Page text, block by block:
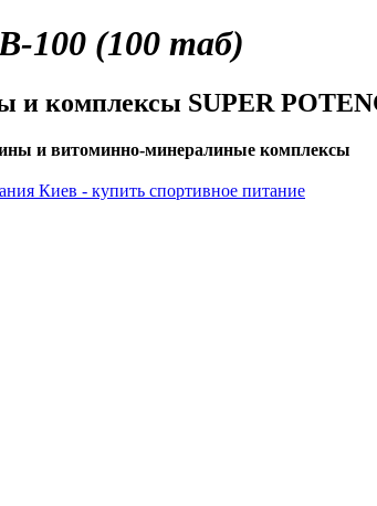
100 (100 таб)
и комплексы SUPER
и витоминно-минералиные комплексы